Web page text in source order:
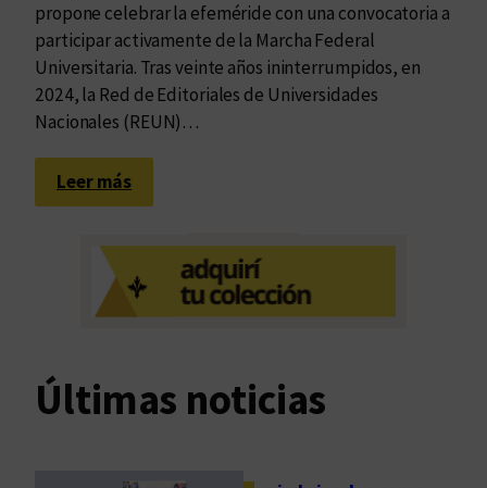
propone celebrar la efeméride con una convocatoria a
participar activamente de la Marcha Federal
Universitaria. Tras veinte años ininterrumpidos, en
2024, la Red de Editoriales de Universidades
Nacionales (REUN)…
Leer más:
E
o
s
b
l
Últimas noticias